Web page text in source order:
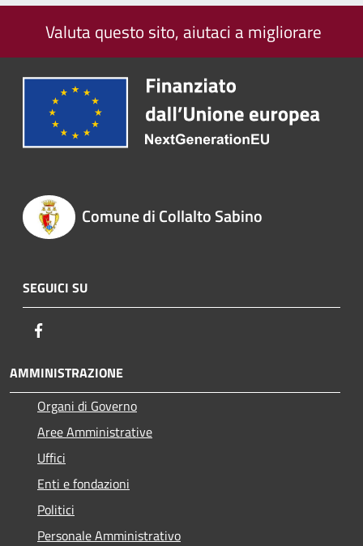
Valuta questo sito, aiutaci a migliorare
Comune di Collalto Sabino
SEGUICI SU
AMMINISTRAZIONE
Organi di Governo
Aree Amministrative
Uffici
Enti e fondazioni
Politici
Personale Amministrativo